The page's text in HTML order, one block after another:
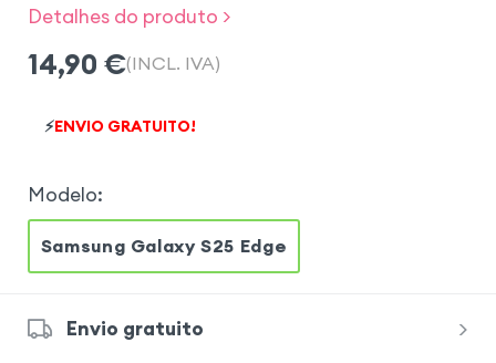
Detalhes do produto >
14,90 €(INCL. IVA)
⚡ENVIO GRATUITO!
Modelo:
Samsung Galaxy S25 Edge
Envio gratuito